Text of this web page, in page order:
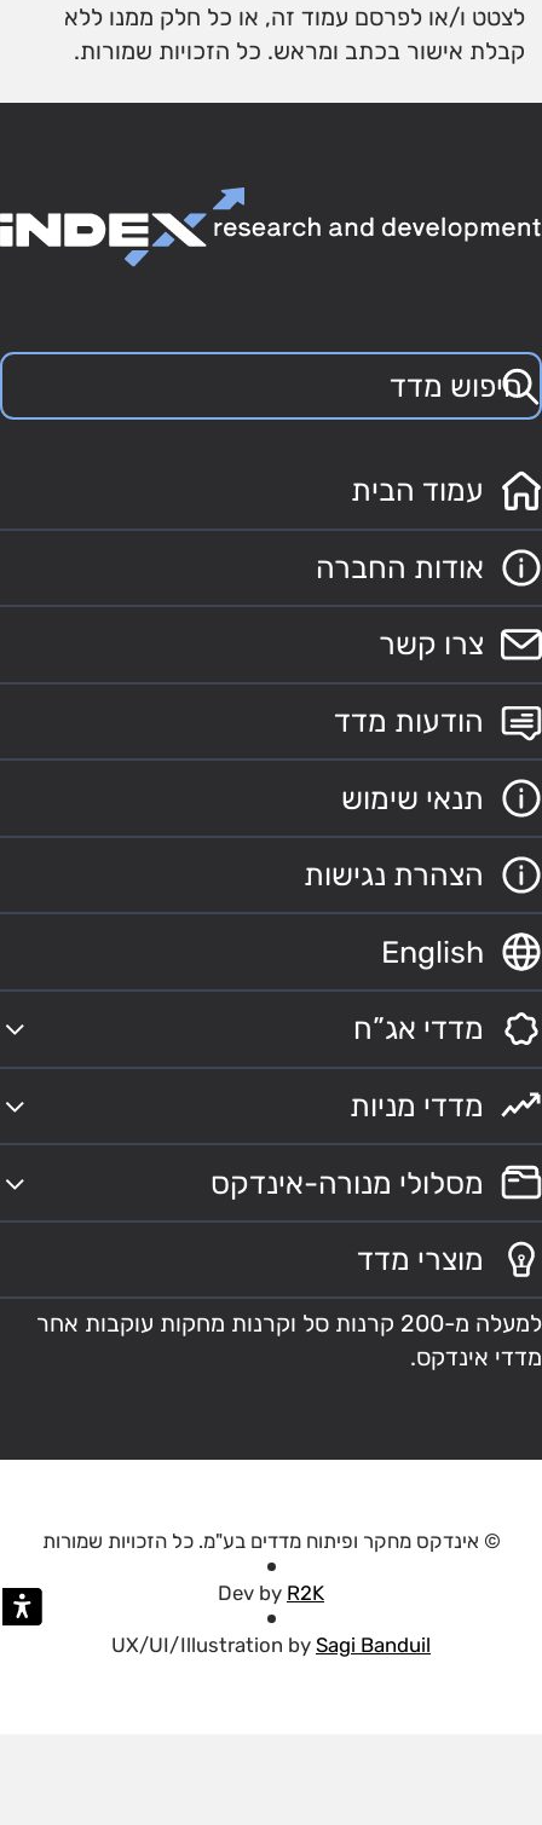
לצטט ו/או לפרסם עמוד זה, או כל חלק ממנו ללא
קבלת אישור בכתב ומראש. כל הזכויות שמורות.
עמוד הבית
אודות החברה
צרו קשר
הודעות מדד
תנאי שימוש
הצהרת נגישות
English
מדדי אג”ח
מדדי מניות
מסלולי מנורה-אינדקס
מוצרי מדד
למעלה מ-200 קרנות סל וקרנות מחקות עוקבות אחר
מדדי אינדקס.
© אינדקס מחקר ופיתוח מדדים בע"מ. כל הזכויות שמורות
Dev by R2K
UX/UI/Illustration by Sagi Banduil